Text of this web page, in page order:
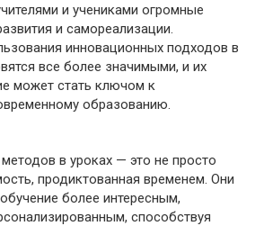
и учениками огромные
и самореализации.
инновационных подходов в
все более значимыми, и их
может стать ключом к
образованию.
в уроках — это не просто
продиктованная временем. Они
более интересным,
способствуя